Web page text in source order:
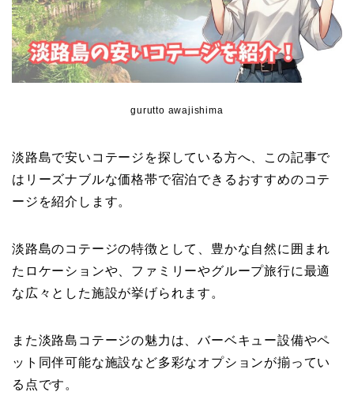
gurutto awajishima
淡路島で安いコテージを探している方へ、この記事で
はリーズナブルな価格帯で宿泊できるおすすめのコテ
ージを紹介します。
淡路島のコテージの特徴として、豊かな自然に囲まれ
たロケーションや、ファミリーやグループ旅行に最適
な広々とした施設が挙げられます。
また淡路島コテージの魅力は、バーベキュー設備やペ
ット同伴可能な施設など多彩なオプションが揃ってい
る点です。